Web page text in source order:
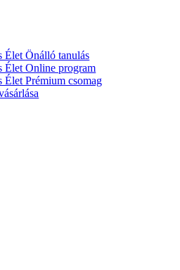
Élet Önálló tanulás
Élet Online program
Élet Prémium csomag